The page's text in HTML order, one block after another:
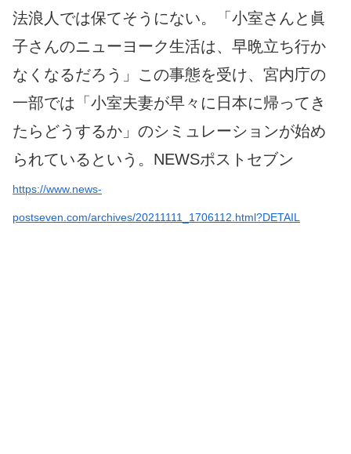
法浪人では保てそうにない。「小室さんと眞
子さんのニューヨーク生活は、早晩立ち行か
なくなるだろう」この事態を受け、宮内庁の
一部では「小室夫妻が早々に日本に帰ってき
たらどうするか」のシミュレーションが始め
られているという。NEWSポストセブン
https://www.news-
postseven.com/archives/20211111_1706112.html?DETAIL